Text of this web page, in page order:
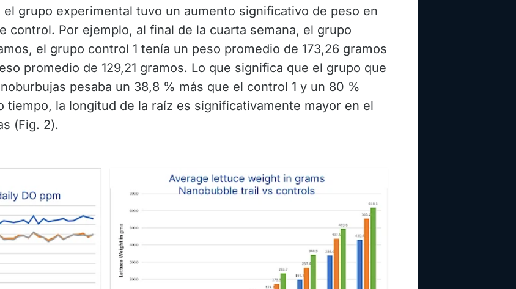
grupo experimental tuvo un aumento significativo de peso en
control. Por ejemplo, al final de la cuarta semana, el grupo
el grupo control 1 tenía un peso promedio de 173,26 gramos
promedio de 129,21 gramos. Lo que significa que el grupo que
pesaba un 38,8 % más que el control 1 y un 80 %
tiempo, la longitud de la raíz es significativamente mayor en el
(Fig. 2).